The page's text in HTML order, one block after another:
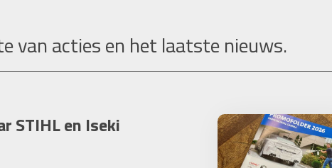
van acties en het laatste nieuws.
STIHL en Iseki